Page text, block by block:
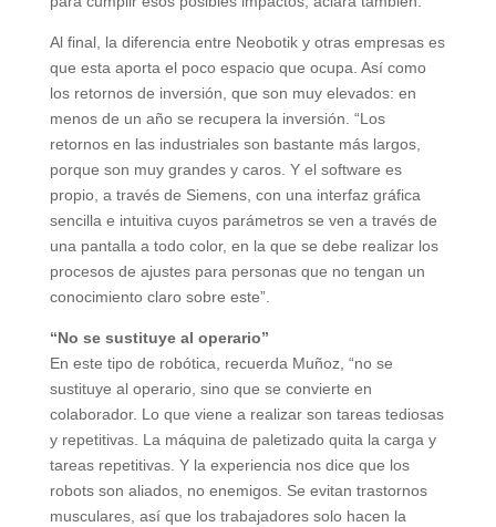
Al final, la diferencia entre Neobotik y otras empresas es
que esta aporta el poco espacio que ocupa. Así como
los retornos de inversión, que son muy elevados: en
menos de un año se recupera la inversión. “Los
retornos en las industriales son bastante más largos,
porque son muy grandes y caros. Y el software es
propio, a través de Siemens, con una interfaz gráfica
sencilla e intuitiva cuyos parámetros se ven a través de
una pantalla a todo color, en la que se debe realizar los
procesos de ajustes para personas que no tengan un
conocimiento claro sobre este”.
“No se sustituye al operario”
En este tipo de robótica, recuerda Muñoz, “no se
sustituye al operario, sino que se convierte en
colaborador. Lo que viene a realizar son tareas tediosas
y repetitivas. La máquina de paletizado quita la carga y
tareas repetitivas. Y la experiencia nos dice que los
robots son aliados, no enemigos. Se evitan trastornos
musculares, así que los trabajadores solo hacen la